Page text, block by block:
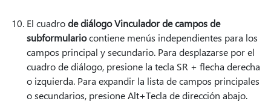
El cuadrode diálogo Vinculador de campos de
subformulariocontiene menús independientes para los
campos principal y secundario. Para desplazarse por el
cuadro de diálogo, presione la tecla SR + flecha derecha
o izquierda. Para expandir la lista de campos principales
o secundarios, presione Alt+Tecla de dirección abajo.